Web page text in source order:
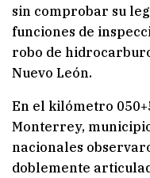
sin comprobar su
funciones de
robo de
Nuevo León.
En el kilómetro
Monterrey,
nacionales
doblemente